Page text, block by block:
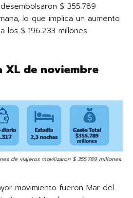
$ 355.789
lo que implica un aumento
$ 196.233 millones
XL de noviembre
de viajeros movilizaron $ 355.789 millones.
movimiento fueron Mar del